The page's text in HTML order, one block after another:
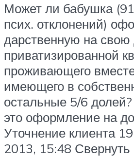
Может ли бабушка (91
псих. отклонений)
дарственную на
приватизированной
проживающего
имеющего в
остальные 5/6
это оформление на
Уточнение клиента
2013, 15:48 Свернуть